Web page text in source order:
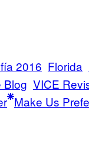
2016 Florida
Blog VICE
Make Us